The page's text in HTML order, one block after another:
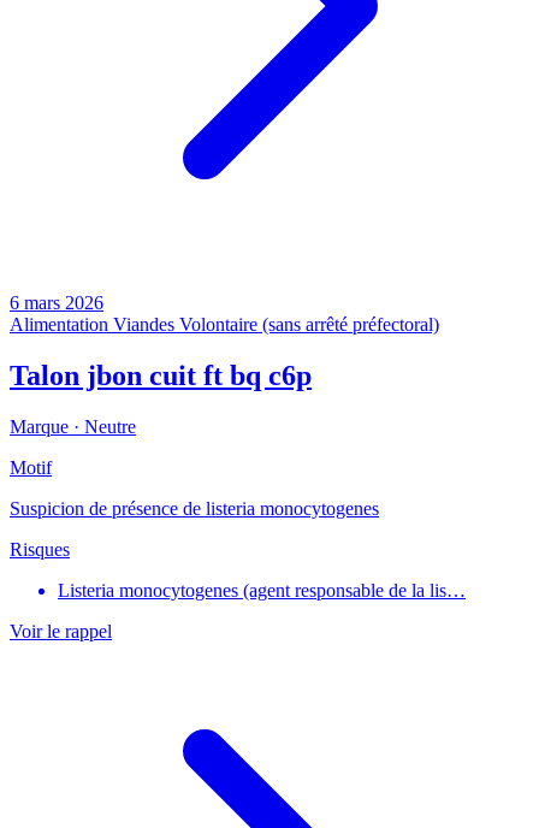
6 mars 2026
Alimentation Viandes Volontaire (sans arrêté préfectoral)
Talon jbon cuit ft bq c6p
Marque · Neutre
Motif
Suspicion de présence de listeria monocytogenes
Risques
Listeria monocytogenes (agent responsable de la lis…
Voir le rappel